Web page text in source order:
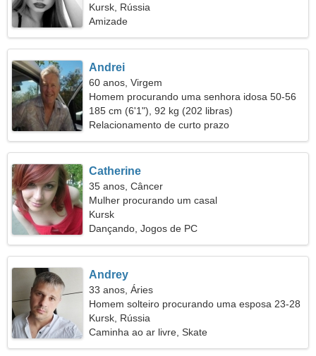
relacionamento duradouro
Kursk, Rússia
Amizade
Andrei
60 anos, Virgem
Homem procurando uma senhora idosa 50-56
185 cm (6'1"), 92 kg (202 libras)
Relacionamento de curto prazo
Catherine
35 anos, Câncer
Mulher procurando um casal
Kursk
Dançando, Jogos de PC
Andrey
33 anos, Áries
Homem solteiro procurando uma esposa 23-28
Kursk, Rússia
Caminha ao ar livre, Skate